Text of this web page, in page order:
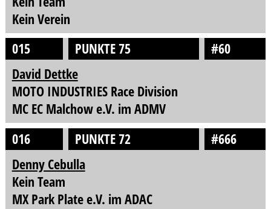
Kein Verein
015
PUNKTE 75
#60
David Dettke
MOTO INDUSTRIES Race Division
MC EC Malchow e.V. im ADMV
016
PUNKTE 72
#666
Denny Cebulla
Kein Team
MX Park Plate e.V. im ADAC